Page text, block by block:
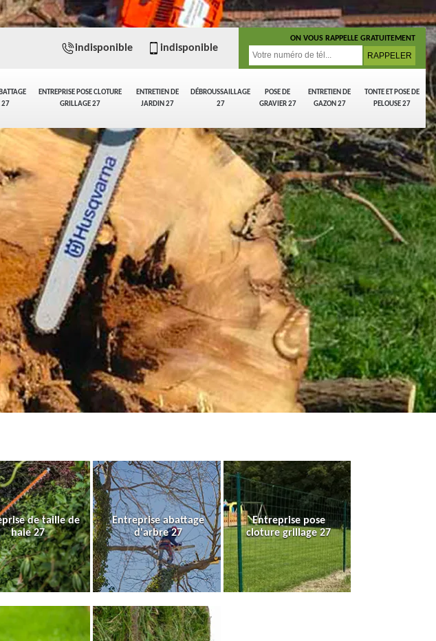
27
ENTREPRISE POSE CLOTURE
GRILLAGE 27
ENTRETIEN DE
JARDIN 27
DÉBROUSSAILLAGE
27
POSE DE
GRAVIER 27
ENTRETIEN DE
GAZON 27
TONTE ET POSE DE
PELOUSE 27
indisponible indisponible
ON VOUS RAPPELLE GRATUITEMENT
de taille de
haie 27
Entreprise abattage
d'arbre 27
Entreprise pose
cloture grillage 27